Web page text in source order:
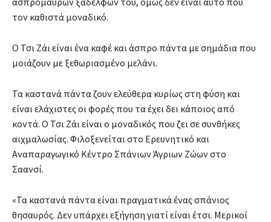
τον καθιστά μοναδικό.
Ο Τσι Ζάι είναι ένα καφέ και άσπρο πάντα με σημάδια που
μοιάζουν με ξεθωριασμένο μελάνι.
Τα καστανά πάντα ζουν ελεύθερα κυρίως στη φύση και
είναι ελάχιστες οι φορές που τα έχει δει κάποιος από
κοντά. Ο Τσι Ζάι είναι ο μοναδικός που ζει σε συνθήκες
αιχμαλωσίας. Φιλοξενείται στο Ερευνητικό και
Αναπαραγωγικό Κέντρο Σπάνιων Άγριων Ζώων στο
Σαανσί.
«Τα καστανά πάντα είναι πραγματικά ένας σπάνιος
θησαυρός. Δεν υπάρχει εξήγηση γιατί είναι έτσι. Μερικοί